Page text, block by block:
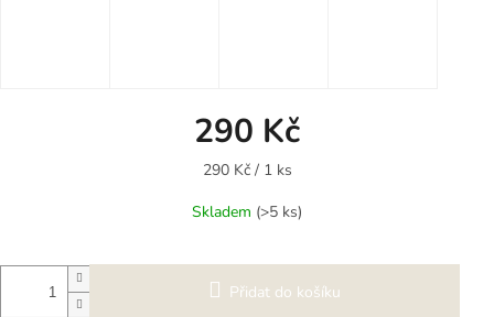
290 Kč
Měrná
290 Kč / 1 ks
Skladem (>5 ks)
Přidat do košíku